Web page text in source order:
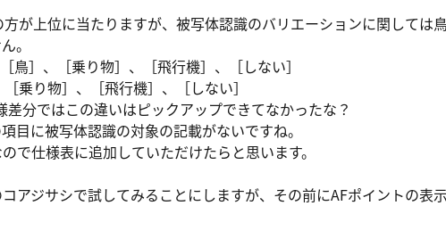
が上位に当たりますが、被写体認識のバリエーションに関しては
。
］、［乗り物］、［飛行機］、［しない］
り物］、［飛行機］、［しない］
分ではこの違いはピックアップできてなかったな？
目に被写体認識の対象の記載がないですね。
で仕様表に追加していただけたらと思います。
アジサシで試してみることにしますが、その前にAFポイントの表